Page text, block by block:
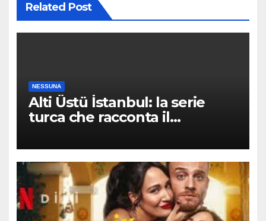
Related Post
NESSUNA
Alti Üstü İstanbul: la serie
turca che racconta il
per caso